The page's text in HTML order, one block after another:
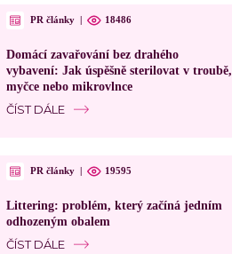
PR články | 18486
Domácí zavařování bez drahého
vybavení: Jak úspěšně sterilovat v troubě,
myčce nebo mikrovlnce
ČÍST DÁLE
PR články | 19595
Littering: problém, který začíná jedním
odhozeným obalem
ČÍST DÁLE